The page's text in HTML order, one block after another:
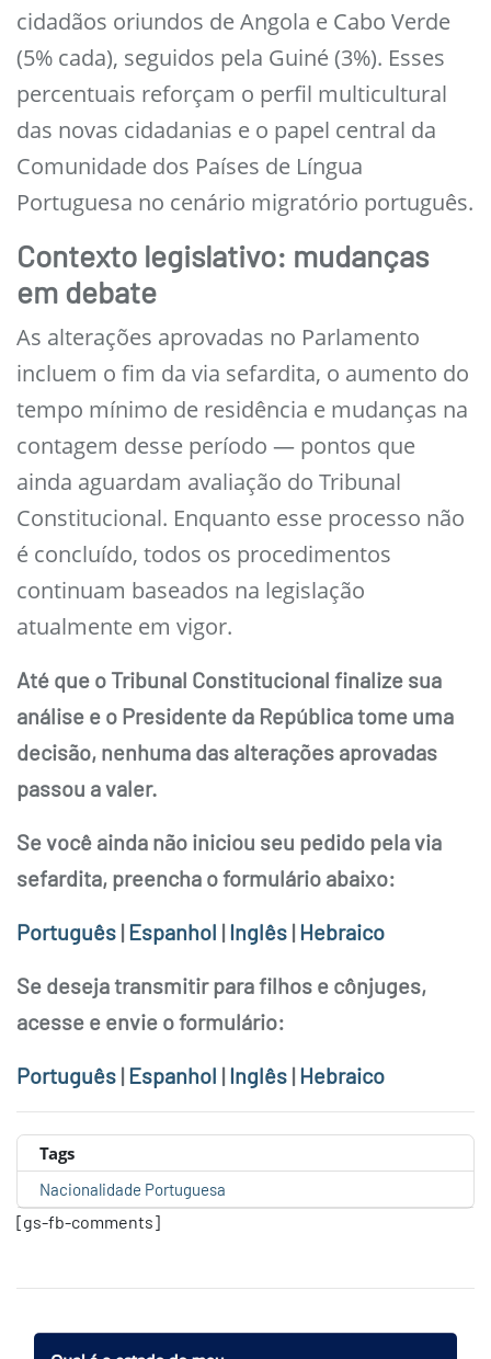
cidadãos oriundos de Angola e Cabo Verde
(5% cada), seguidos pela Guiné (3%). Esses
percentuais reforçam o perfil multicultural
das novas cidadanias e o papel central da
Comunidade dos Países de Língua
Portuguesa no cenário migratório português.
Contexto legislativo: mudanças
em debate
As alterações aprovadas no Parlamento
incluem o fim da via sefardita, o aumento do
tempo mínimo de residência e mudanças na
contagem desse período — pontos que
ainda aguardam avaliação do Tribunal
Constitucional. Enquanto esse processo não
é concluído, todos os procedimentos
continuam baseados na legislação
atualmente em vigor.
Até que o Tribunal Constitucional finalize sua
análise e o Presidente da República tome uma
decisão, nenhuma das alterações aprovadas
passou a valer.
Se você ainda não iniciou seu pedido pela via
sefardita, preencha o formulário abaixo:
Português |Espanhol |Inglês |Hebraico
Se deseja transmitir para filhos e cônjuges,
acesse e envie o formulário:
Português |Espanhol |Inglês |Hebraico
Tags
Nacionalidade Portuguesa
[gs-fb-comments]